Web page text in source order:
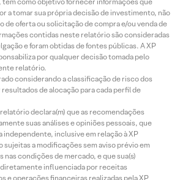
a tomar sua própria decisão de investimento, não
oferta ou solicitação de compra e/ou venda de
contidas neste relatório são consideradas
e foram obtidas de fontes públicas. A XP
por qualquer decisão tomada pelo
relatório.
considerando a classificação de risco dos
de alocação para cada perfil de
declara(m) que as recomendações
suas análises e opiniões pessoais, que
independente, inclusive em relação à XP
sujeitas a modificações sem aviso prévio em
condições de mercado, e que sua(s)
influenciada por receitas
e operações financeiras realizadas pela XP